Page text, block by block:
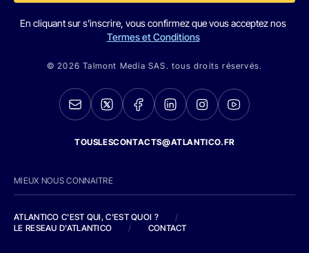
En cliquant sur s'inscrire, vous confirmez que vous acceptez nos
Termes et Conditions
© 2026 Talmont Media SAS. tous droits réservés.
TOUSLESCONTACTS@ATLANTICO.FR
MIEUX NOUS CONNAITRE
ATLANTICO C'EST QUI, C'EST QUOI ?
/
LE RESEAU D'ATLANTICO
/ CONTACT